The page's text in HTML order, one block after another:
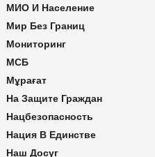
МИО И Население
Мир Без Границ
Мониторинг
МСБ
Мұрағат
На Защите Граждан
Нацбезопасность
Нация В Единстве
Наш Досуг